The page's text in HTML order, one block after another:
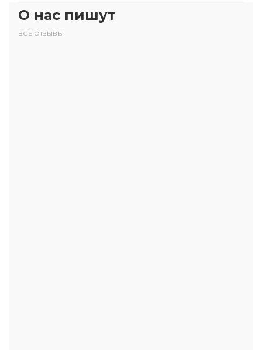
О нас пишут
ВСЕ ОТЗЫВЫ